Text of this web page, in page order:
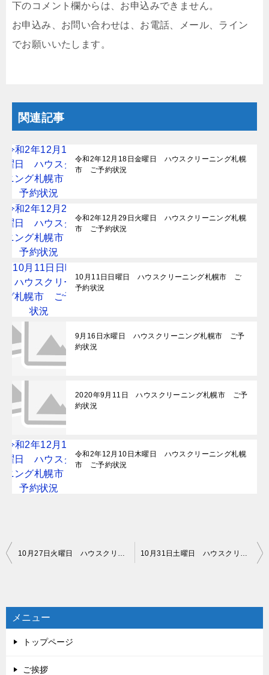
下のコメント欄からは、お申込みできません。
お申込み、お問い合わせは、お電話、メール、ライン
でお願いいたします。
関連記事
令和2年12月18日金曜日 ハウスクリーニング札幌
市 ご予約状況
令和2年12月29日火曜日 ハウスクリーニング札幌
市 ご予約状況
10月11日日曜日 ハウスクリーニング札幌市 ご
予約状況
9月16日水曜日 ハウスクリーニング札幌市 ご予
約状況
2020年9月11日 ハウスクリーニング札幌市 ご予
約状況
令和2年12月10日木曜日 ハウスクリーニング札幌
市 ご予約状況
投
ビ
ゲ
ー
シ
10月27日火曜日 ハウスクリーニング札幌市 ご予約状況 10月31日土曜日 ハウスクリーニング札幌市 ご予約状況
メニュー
トップページ
ご挨拶